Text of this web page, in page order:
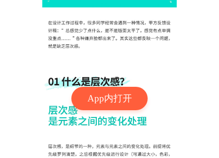
App内打开